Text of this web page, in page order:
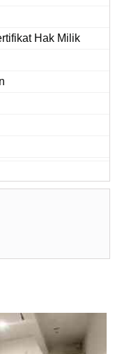
Hak Milik